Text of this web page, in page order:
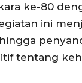
ke-80
ini
tentang